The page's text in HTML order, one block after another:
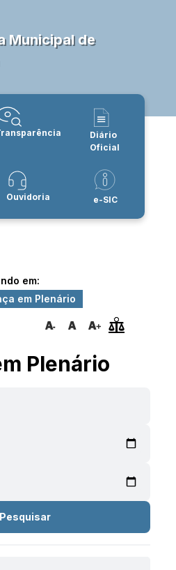
Municipal de
Diário
Oficial
Ouvidoria e-SIC
em:
em Plenário
Plenário
Pesquisar